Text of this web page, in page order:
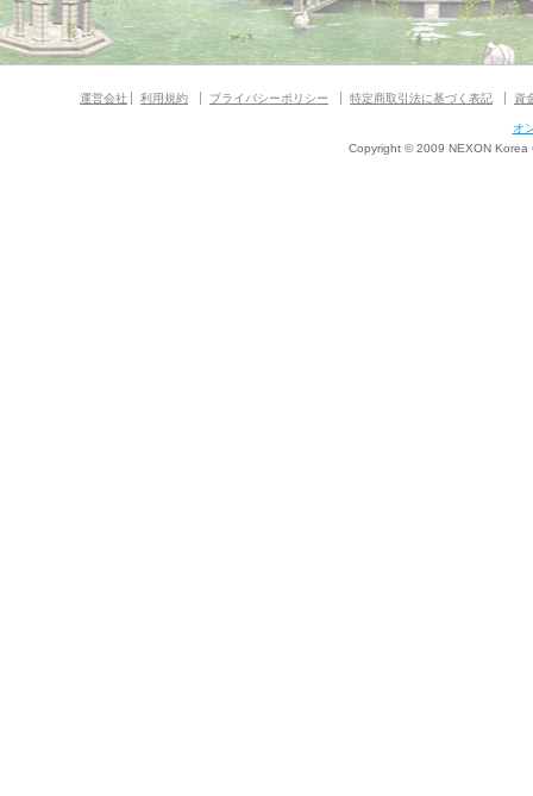
運営会社 利用規約 プライバシーポリシー 特定商取引法に基づく表記 資
オ
Copyright © 2009 NEXON Korea